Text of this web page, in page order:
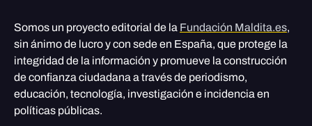
Somos un proyecto editorial de la Fundación Maldita.es,
sin ánimo de lucro y con sede en España, que protege la
integridad de la información y promueve la construcción
de confianza ciudadana a través de periodismo,
educación, tecnología, investigación e incidencia en
políticas públicas.